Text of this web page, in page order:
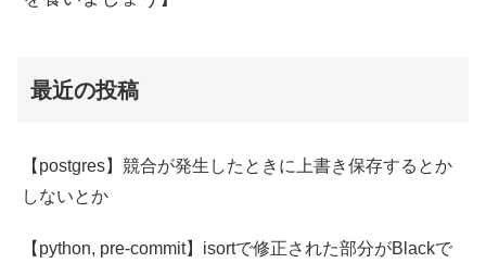
最近の投稿
【postgres】競合が発生したときに上書き保存するとか
しないとか
【python, pre-commit】isortで修正された部分がBlackで